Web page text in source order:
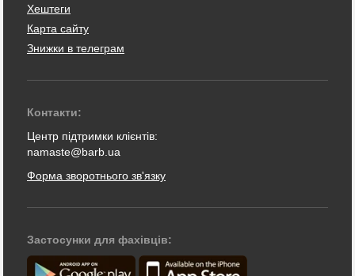
Хештеги
Карта сайту
Знижки в телеграм
Контакти:
Центр підтримки клієнтів:
namaste@barb.ua
Форма зворотнього зв'язку
Застосунки для фахівців: